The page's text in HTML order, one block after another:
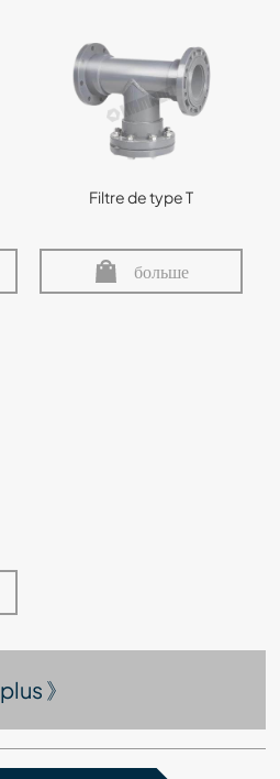
Filtre de type T
больше
plus 》